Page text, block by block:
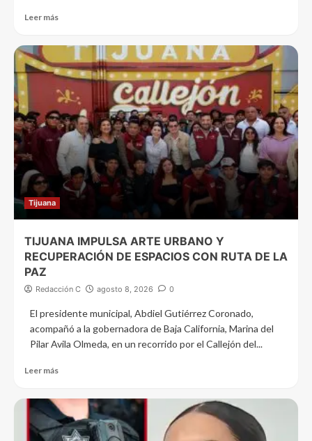
Leer más
Tijuana
TIJUANA IMPULSA ARTE URBANO Y
RECUPERACIÓN DE ESPACIOS CON RUTA DE LA
PAZ
Redacción C agosto 8, 2026 0
El presidente municipal, Abdiel Gutiérrez Coronado,
acompañó a la gobernadora de Baja California, Marina del
Pilar Avila Olmeda, en un recorrido por el Callejón del...
Leer más